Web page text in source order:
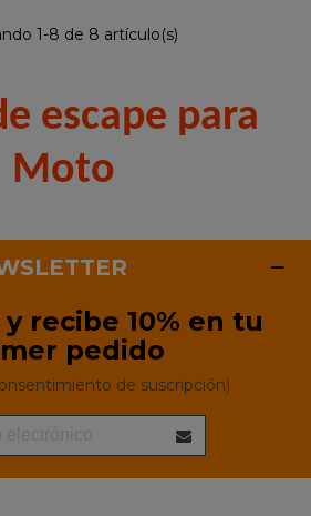
1-8 de 8 artículo(s)
escape para
Moto
recibe 10% en tu
pedido
de suscripción)